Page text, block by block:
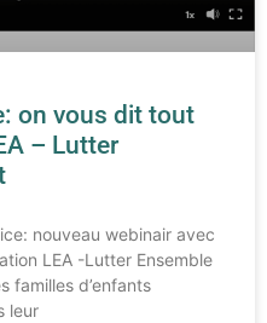
on vous dit tout
– Lutter
nouveau webinair avec
LEA -Lutter Ensemble
familles d’enfants
leur